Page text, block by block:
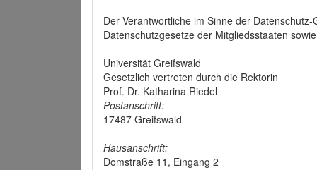
Der Verantwortliche im Sinne der
Datenschutzgesetze der Mitgliedsstaaten
Universität Greifswald
Gesetzlich vertreten durch die Rektorin
Prof. Dr. Katharina Riedel
Postanschrift:
17487 Greifswald
Hausanschrift:
Domstraße 11, Eingang 2